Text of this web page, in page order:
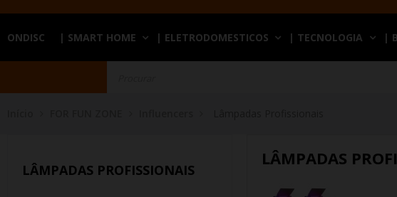
ONDISC | SMART HOME | ELETRODOMESTICOS | TECNOLOGIA |
LÂMPADAS PROFISSIONAIS
LÂMPADAS